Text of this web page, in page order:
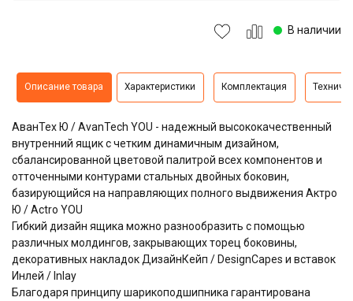
В наличии
Описание товара Характеристики Комплектация
АванТех Ю / AvanTech YOU - надежный высококачественный
внутренний ящик с четким динамичным дизайном,
сбалансированной цветовой палитрой всех компонентов и
отточенными контурами стальных двойных боковин,
базирующийся на направляющих полного выдвижения Актро
Ю / Actro YOU
Гибкий дизайн ящика можно разнообразить с помощью
различных молдингов, закрывающих торец боковины,
декоративных накладок ДизайнКейп / DesignCapes и вставок
Инлей / Inlay
Благодаря принципу шарикоподшипника гарантирована